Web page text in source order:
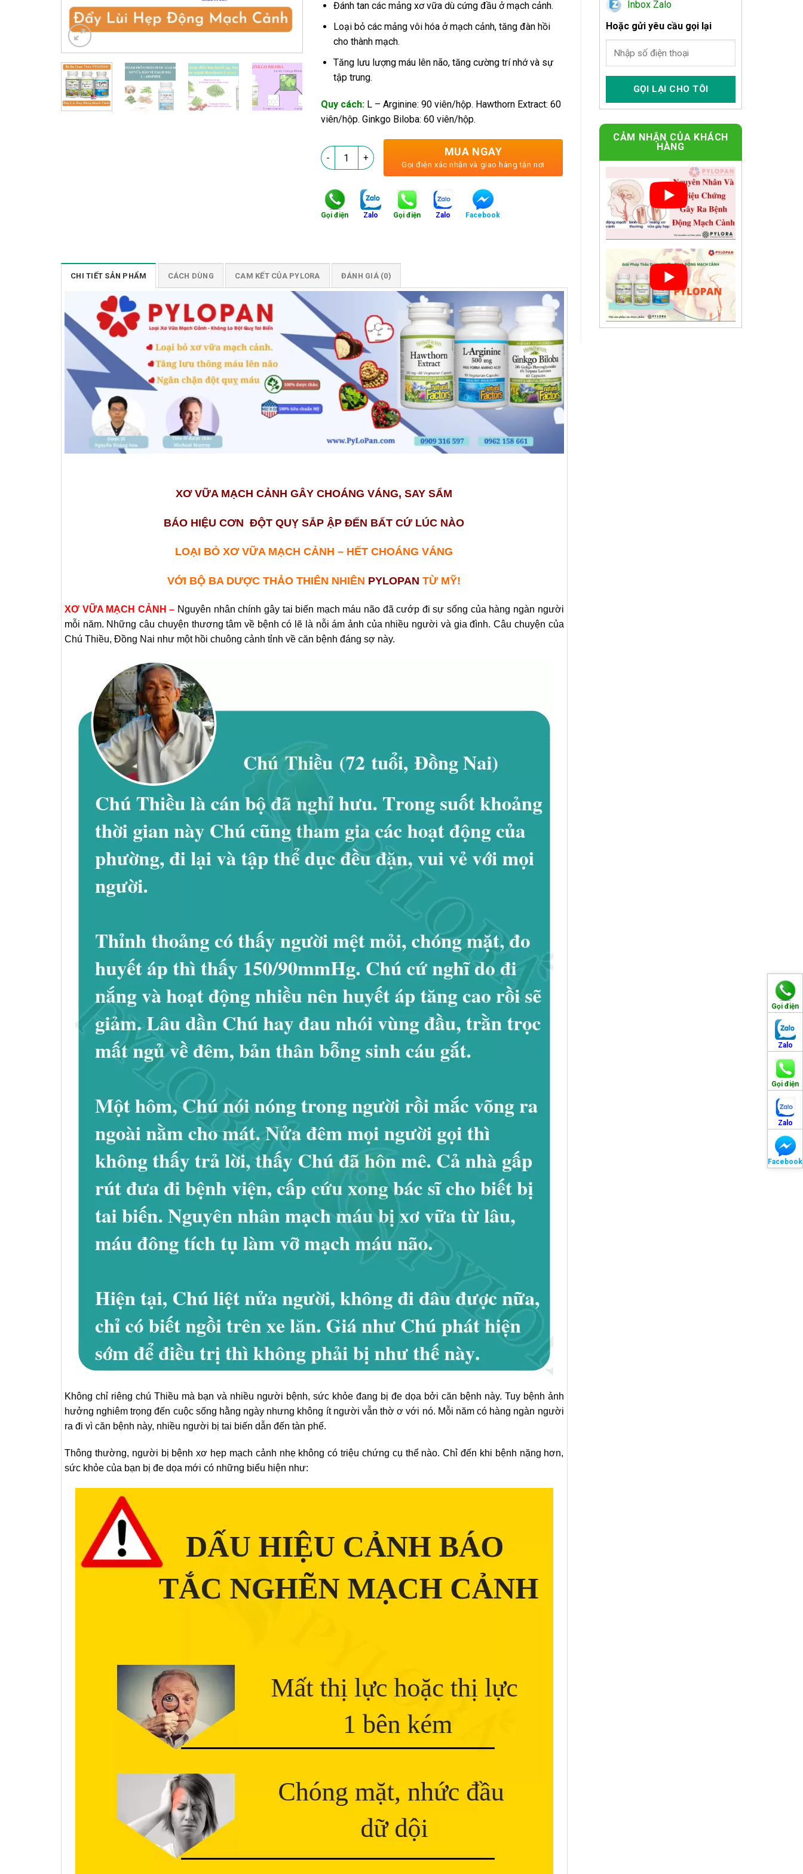
Gọi điện
Zalo
Gọi điện
Zalo
Facebook
Đánh tan các mảng xơ vữa dù cứng đầu ở mạch cảnh.
Loại bỏ các mảng vôi hóa ở mạch cảnh, tăng đàn hồi
cho thành mạch.
Tăng lưu lượng máu lên não, tăng cường trí nhớ và sự
tập trung.
Quy cách: L – Arginine: 90 viên/hộp. Hawthorn Extract: 60
viên/hộp. Ginkgo Biloba: 60 viên/hộp.
PyLoPan - Loại Xơ Vữa Mạch Cảnh - Không Lo Đột Quỵ Tai Biến số lượng
MUA NGAY
Gọi điện xác nhận và giao hàng tận nơi
Gọi điện Zalo Gọi điện Zalo Facebook
Inbox Zalo
Hoặc gửi yêu cầu gọi lại
CẢM NHẬN CỦA KHÁCH
HÀNG
CHI TIẾT SẢN PHẨM CÁCH DÙNG CAM KẾT CỦA PYLORA ĐÁNH GIÁ (0)
XƠ VỮA MẠCH CẢNH GÂY CHOÁNG VÁNG, SAY SẨM
BÁO HIỆU CƠN ĐỘT QUỴ SẮP ẬP ĐẾN BẤT CỨ LÚC NÀO
LOẠI BỎ XƠ VỮA MẠCH CẢNH – HẾT CHOÁNG VÁNG
VỚI BỘ BA DƯỢC THẢO THIÊN NHIÊN PYLOPAN TỪ MỸ!
XƠ VỮA MẠCH CẢNH – Nguyên nhân chính gây tai biến mạch máu não đã cướp đi sự sống của hàng ngàn người
mỗi năm. Những câu chuyện thương tâm về bệnh có lẽ là nỗi ám ảnh của nhiều người và gia đình. Câu chuyện của
Chú Thiều, Đồng Nai như một hồi chuông cảnh tỉnh về căn bệnh đáng sợ này.
Không chỉ riêng chú Thiều mà bạn và nhiều người bệnh, sức khỏe đang bị đe dọa bởi căn bệnh này. Tuy bệnh ảnh
hưởng nghiêm trọng đến cuộc sống hằng ngày nhưng không ít người vẫn thờ ơ với nó. Mỗi năm có hàng ngàn người
ra đi vì căn bệnh này, nhiều người bị tai biến dẫn đến tàn phế.
Thông thường, người bị bệnh xơ hẹp mạch cảnh nhẹ không có triệu chứng cụ thể nào. Chỉ đến khi bệnh nặng hơn,
sức khỏe của bạn bị đe dọa mới có những biểu hiện như: